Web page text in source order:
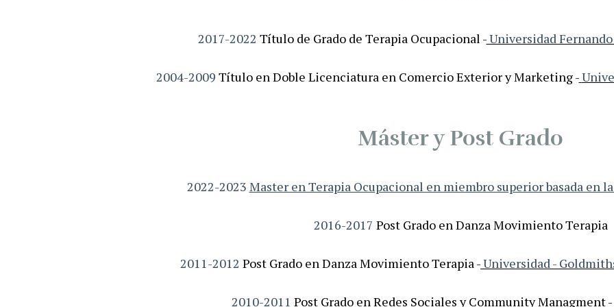
2017-2022 Título de Grado de Terapia Ocupacional -Universidad Fernando
2004-2009 Título en Doble Licenciatura en Comercio Exterior y Marketing -
Máster y Post Grado
2022-2023 Master en Terapia Ocupacional en miembro superior basada en
2016-2017 Post Grado en Danza Movimiento Terapia
2011-2012 Post Grado en Danza Movimiento Terapia -Universidad -
2010-2011 Post Grado en Redes Sociales y Community Managment -